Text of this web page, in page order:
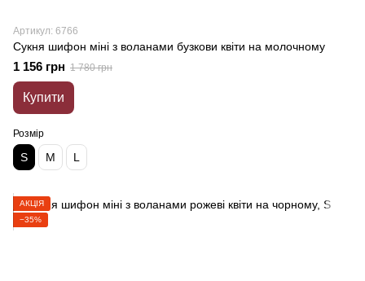
Артикул: 6766
Сукня шифон міні з воланами бузкови квіти на молочному
1 156 грн 1 780 грн
Купити
Розмір
S M L
АКЦІЯ
−35%